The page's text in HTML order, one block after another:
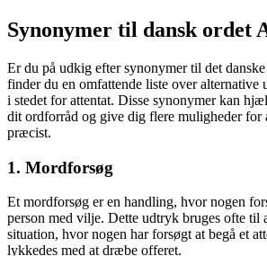
Synonymer til dansk ordet
Er du på udkig efter synonymer til det
finder du en omfattende liste over alternative
i stedet for attentat. Disse synonymer kan
dit ordforråd og give dig flere muligheder for
præcist.
1. Mordforsøg
Et mordforsøg er en handling, hvor nogen
person med vilje. Dette udtryk bruges ofte til
situation, hvor nogen har forsøgt at begå et
lykkedes med at dræbe offeret.